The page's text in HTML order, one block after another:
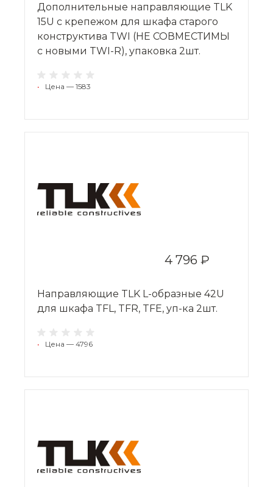
Дополнительные направляющие TLK
15U с крепежом для шкафа старого
конструктива TWI (НЕ СОВМЕСТИМЫ
с новыми TWI-R), упаковка 2шт.
• Цена — 1583
4 796 ₽
Направляющие TLK L-образные 42U
для шкафа TFL, TFR, TFE, уп-ка 2шт.
• Цена — 4796